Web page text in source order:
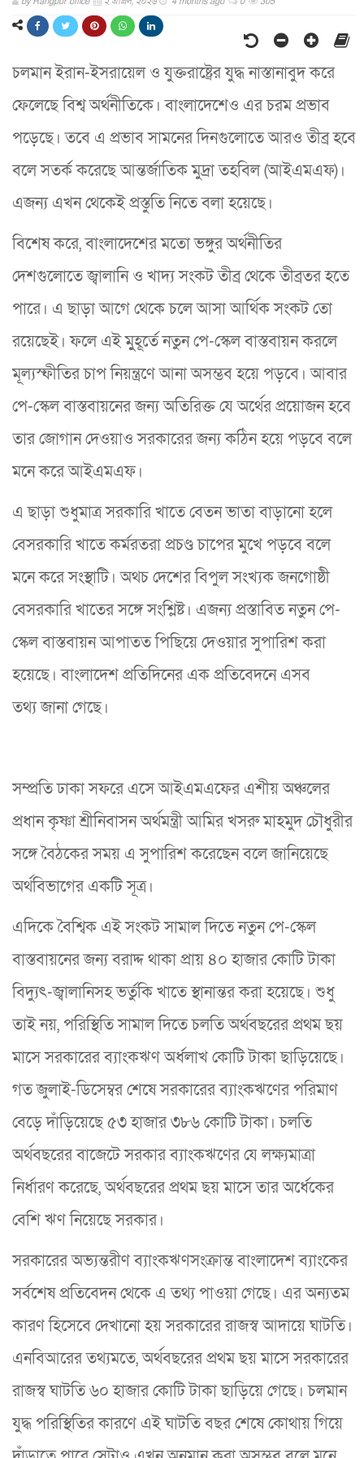
চলমান ইরান-ইসরায়েল ও যুক্তরাষ্ট্রের যুদ্ধ নাস্তানাবুদ করে
ফেলেছে বিশ্ব অর্থনীতিকে। বাংলাদেশেও এর চরম প্রভাব
পড়েছে। তবে এ প্রভাব সামনের দিনগুলোতে আরও তীব্র হবে
বলে সতর্ক করেছে আন্তর্জাতিক মুদ্রা তহবিল (আইএমএফ)।
এজন্য এখন থেকেই প্রস্তুতি নিতে বলা হয়েছে।
বিশেষ করে, বাংলাদেশের মতো ভঙ্গুর অর্থনীতির
দেশগুলোতে জ্বালানি ও খাদ্য সংকট তীব্র থেকে তীব্রতর হতে
পারে। এ ছাড়া আগে থেকে চলে আসা আর্থিক সংকট তো
রয়েছেই। ফলে এই মুুহূর্তে নতুন পে-স্কেল বাস্তবায়ন করলে
মূল্যস্ফীতির চাপ নিয়ন্ত্রণে আনা অসম্ভব হয়ে পড়বে। আবার
পে-স্কেল বাস্তবায়নের জন্য অতিরিক্ত যে অর্থের প্রয়োজন হবে
তার জোগান দেওয়াও সরকারের জন্য কঠিন হয়ে পড়বে বলে
মনে করে আইএমএফ।
এ ছাড়া শুধুমাত্র সরকারি খাতে বেতন ভাতা বাড়ানো হলে
বেসরকারি খাতে কর্মরতরা প্রচণ্ড চাপের মুখে পড়বে বলে
মনে করে সংস্থাটি। অথচ দেশের বিপুল সংখ্যক জনগোষ্ঠী
বেসরকারি খাতের সঙ্গে সংশ্লিষ্ট। এজন্য প্রস্তাবিত নতুন পে-
স্কেল বাস্তবায়ন আপাতত পিছিয়ে দেওয়ার সুপারিশ করা
হয়েছে। বাংলাদেশ প্রতিদিনের এক প্রতিবেদনে এসব
তথ্য ‍জানা গেছে।
সম্প্রতি ঢাকা সফরে এসে আইএমএফের এশীয় অঞ্চলের
প্রধান কৃষ্ণা শ্রীনিবাসন অর্থমন্ত্রী আমির খসরু মাহমুদ চৌধুরীর
সঙ্গে বৈঠকের সময় এ সুপারিশ করেছেন বলে জানিয়েছে
অর্থবিভাগের একটি সূত্র।
এদিকে বৈশ্বিক এই সংকট সামাল দিতে নতুন পে-স্কেল
বাস্তবায়নের জন্য বরাদ্দ থাকা প্রায় ৪০ হাজার কোটি টাকা
বিদ্যুৎ-জ্বালানিসহ ভর্তুকি খাতে স্থানান্তর করা হয়েছে। শুধু
তাই নয়, পরিস্থিতি সামাল দিতে চলতি অর্থবছরের প্রথম ছয়
মাসে সরকারের ব্যাংকঋণ অর্ধলাখ কোটি টাকা ছাড়িয়েছে।
গত জুলাই-ডিসেম্বর শেষে সরকারের ব্যাংকঋণের পরিমাণ
বেড়ে দাঁড়িয়েছে ৫৩ হাজার ৩৮৬ কোটি টাকা। চলতি
অর্থবছরের বাজেটে সরকার ব্যাংকঋণের যে লক্ষ্যমাত্রা
নির্ধারণ করেছে, অর্থবছরের প্রথম ছয় মাসে তার অর্ধেকের
বেশি ঋণ নিয়েছে সরকার।
সরকারের অভ্যন্তরীণ ব্যাংকঋণসংক্রান্ত বাংলাদেশ ব্যাংকের
সর্বশেষ প্রতিবেদন থেকে এ তথ্য পাওয়া গেছে। এর অন্যতম
কারণ হিসেবে দেখানো হয় সরকারের রাজস্ব আদায়ে ঘাটতি।
এনবিআরের তথ্যমতে, অর্থবছরের প্রথম ছয় মাসে সরকারের
রাজস্ব ঘাটতি ৬০ হাজার কোটি টাকা ছাড়িয়ে গেছে। চলমান
যুদ্ধ পরিস্থিতির কারণে এই ঘাটতি বছর শেষে কোথায় গিয়ে